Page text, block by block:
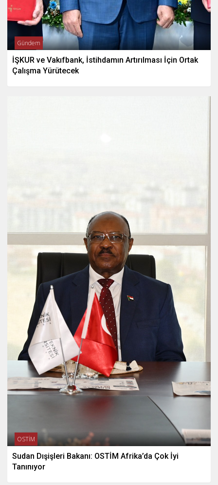
Gündem
İŞKUR ve Vakıfbank, İstihdamın Artırılması İçin Ortak
Çalışma Yürütecek
OSTİM
Sudan Dışişleri Bakanı: OSTİM Afrika’da Çok İyi
Tanınıyor